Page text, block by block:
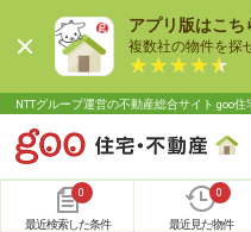
アプリ版はこち
複数社の物件を探
NTTグループ運営の不動産総合サイト goo住
0
最近検索した条件
0
最近見た物件